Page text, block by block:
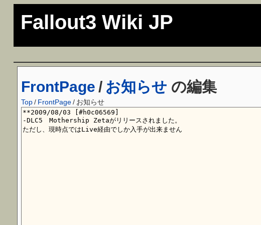
Fallout3 Wiki JP
FrontPage / お知らせ の編集
Top/ FrontPage/ お知らせ